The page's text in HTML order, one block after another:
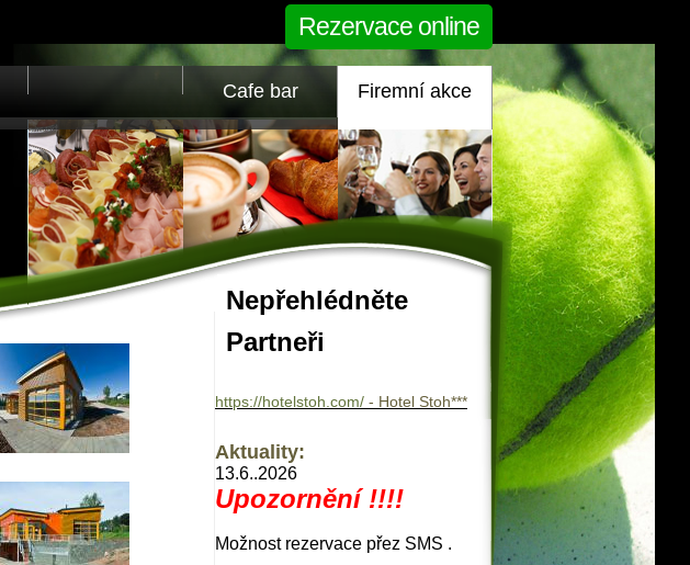
Rezervace online
Cafe bar Firemní akce
Nepřehlédněte
Partneři
https://hotelstoh.com/ - Hotel Stoh***
Aktuality:
13.6..2026
Upozornění !!!!
Možnost rezervace přez SMS .